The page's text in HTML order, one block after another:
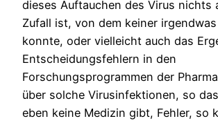
dieses Auftauchen des Virus nichts
Zufall ist, von dem keiner
konnte, oder vielleicht auch das
Entscheidungsfehlern in den
Forschungsprogrammen der
über solche Virusinfektionen, so
eben keine Medizin gibt, Fehler, so